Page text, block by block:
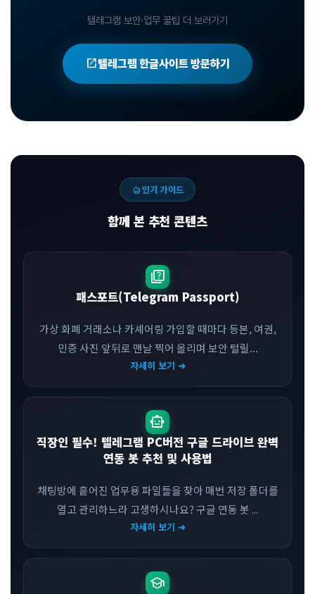
텔레그램 보안·업무 꿀팁 더 보러가기
open_in_new텔레그램 한글사이트 방문하기
local_fire_department인기 가이드
함께 본 추천 콘텐츠
quiz
패스포트(Telegram Passport)
가상 화폐 거래소나 카셰어링 가입할 때마다 등본, 여권,
민증 사진 앞뒤로 맨날 찍어 올리며 보안 털릴...
자세히 보기 ➔
smart_toy
직장인 필수! 텔레그램 PC버전 구글 드라이브 완벽
연동 봇 추천 및 사용법
채팅방에 흩어진 업무용 파일들을 찾아 매번 저장 폴더를
열고 관리하느라 고생하시나요? 구글 연동 봇 ...
자세히 보기 ➔
school